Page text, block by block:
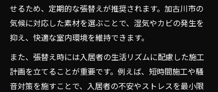
せるため、定期的な張替えが推奨されます。加古川市の
気候に対応した素材を選ぶことで、湿気やカビの発生を
抑え、快適な室内環境を維持できます。
また、張替え時には入居者の生活リズムに配慮した施工
計画を立てることが重要です。例えば、短時間施工や騒
音対策を施すことで、入居者の不安やストレスを最小限